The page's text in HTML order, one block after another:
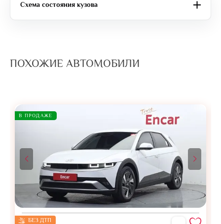
Схема состояния кузова
ПОХОЖИЕ АВТОМОБИЛИ
В ПРОДАЖЕ
БЕЗ ДТП